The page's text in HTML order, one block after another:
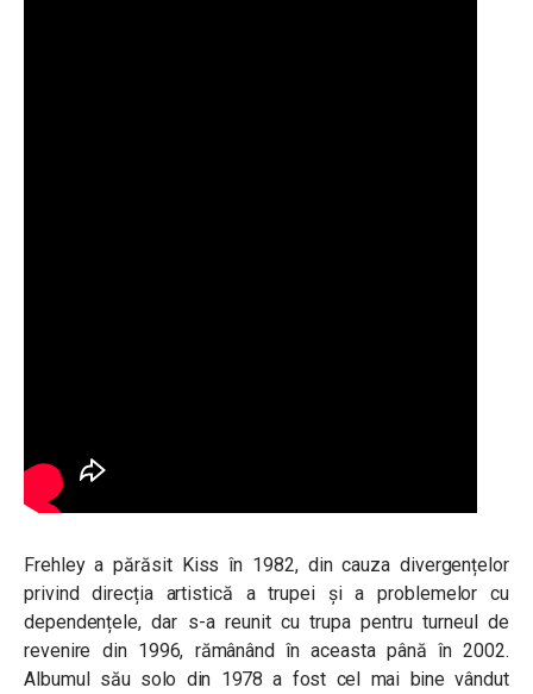
Frehley a părăsit Kiss în 1982, din cauza divergențelor
privind direcția artistică a trupei și a problemelor cu
dependențele, dar s-a reunit cu trupa pentru turneul de
revenire din 1996, rămânând în aceasta până în 2002.
Albumul său solo din 1978 a fost cel mai bine vândut